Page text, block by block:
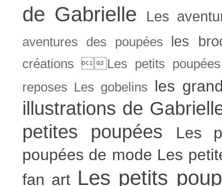
de Gabrielle Les
aventures des poupées les
créations Les petits
reposes Les gobelins les
illustrations de
petites poupées
Les
poupées de mode Les
fan art Les petits